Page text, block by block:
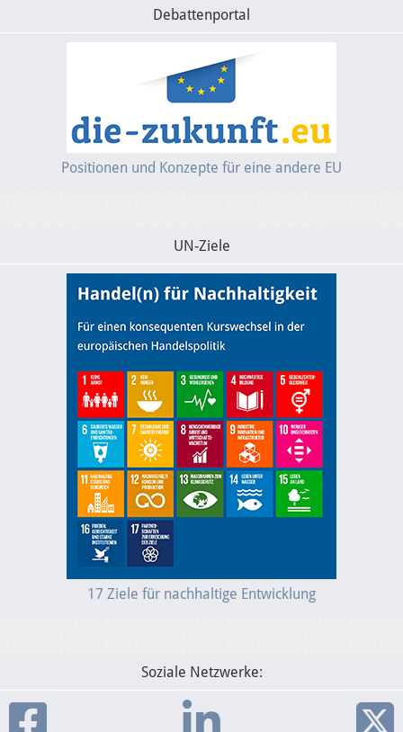
Debattenportal
Positionen und Konzepte für eine andere EU
UN-Ziele
17 Ziele für nachhaltige Entwicklung
Soziale Netzwerke: